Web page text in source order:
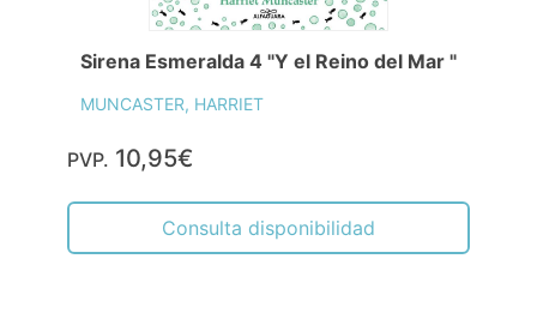
Sirena Esmeralda 4 "Y el Reino del Mar "
MUNCASTER, HARRIET
PVP. 10,95€
Consulta disponibilidad